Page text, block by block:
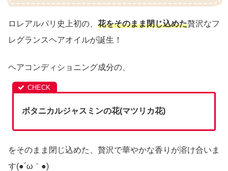
ロレアルパリ史上初の、 花をそのまま閉じ込めた贅沢なフ
レグランスヘアオイルが誕生！
ヘアコンディショニング成分の、
ボタニカルジャスミンの花(マツリカ花)
をそのまま閉じ込めた、贅沢で華やかな香りが溶け合いま
す(●´ω｀●)